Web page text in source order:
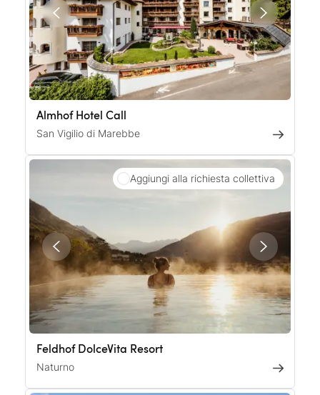
Almhof Hotel Call
San Vigilio di Marebbe
Aggiungi alla richiesta collettiva
Feldhof DolceVita Resort
Naturno